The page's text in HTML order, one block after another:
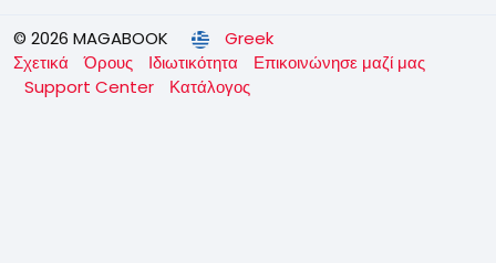
© 2026 MAGABOOK
Greek
Σχετικά
Όρους Ιδιωτικότητα
Επικοινώνησε μαζί μας
Support Center
Κατάλογος